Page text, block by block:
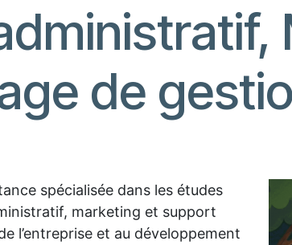
de
spécialisée dans les études
marketing et support
l’entreprise et au développement